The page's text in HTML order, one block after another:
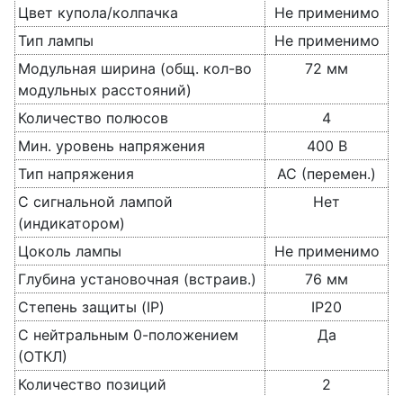
Цвет купола/колпачка
Не применимо
Тип лампы
Не применимо
Модульная ширина (общ. кол-во
модульных расстояний)
72 мм
Количество полюсов
4
Мин. уровень напряжения
400 В
Тип напряжения
AC (перемен.)
С сигнальной лампой
(индикатором)
Нет
Цоколь лампы
Не применимо
Глубина установочная (встраив.)
76 мм
Степень защиты (IP)
IP20
С нейтральным 0-положением
(ОТКЛ)
Да
Количество позиций
2